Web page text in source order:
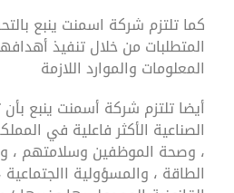
كما تلتزم شركة اسمنت ينبع
المتطلبات من خلال تنفيذ
المعلومات والموارد اللازمة
أيضا تلتزم شركة أسمنت ينبع
الصناعية الأكثر فاعلية في
، وصحة الموظفين وسلامتهم ،
الطاقة ، والمسؤولية االجتماعية